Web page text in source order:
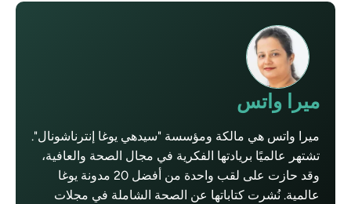
ميرا واتس
ميرا واتس هي مالكة ومؤسسة "سيدهي يوغا إنترناشونال".
تشتهر عالميًا بريادتها الفكرية في مجال الصحة والعافية،
وقد حازت على لقب واحدة من أفضل 20 مدونة يوغا
عالمية. نُشرت كتاباتها عن الصحة الشاملة في مجلات